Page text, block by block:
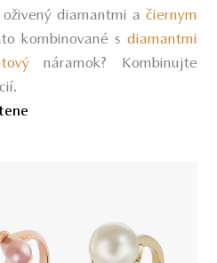
diamantmi a čiernym
kombinované s diamantmi
náramok? Kombinujte